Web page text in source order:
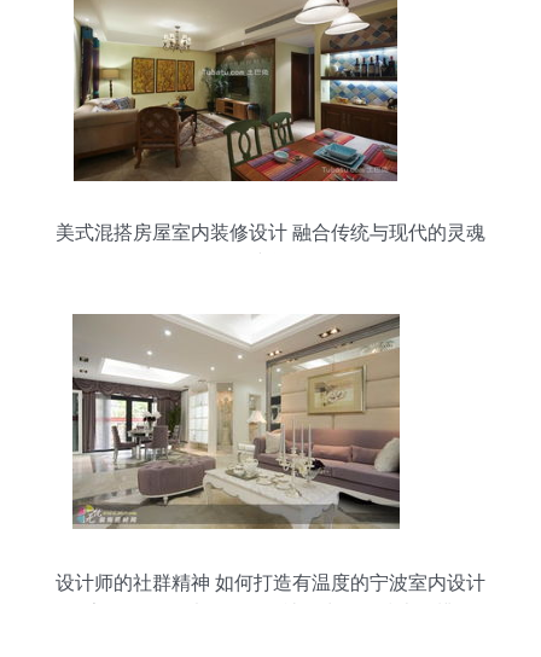
美式混搭房屋室内装修设计 融合传统与现代的灵魂
设计师的社群精神 如何打造有温度的宁波室内设计